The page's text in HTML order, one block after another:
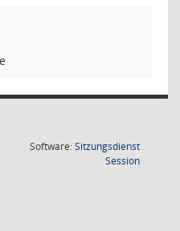
Software:Sitzungsdienst
Session(Wird in